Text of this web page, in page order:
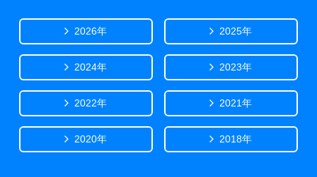
2026年 2025年
2024年 2023年
2022年 2021年
2020年 2018年